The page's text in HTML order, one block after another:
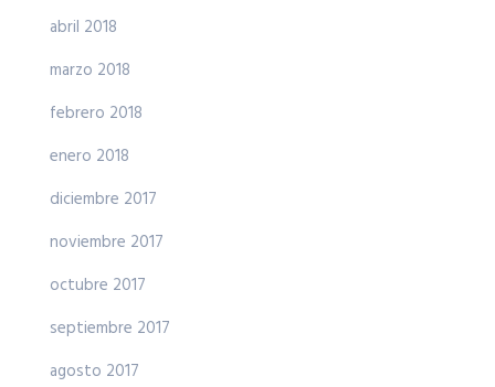
abril 2018
marzo 2018
febrero 2018
enero 2018
diciembre 2017
noviembre 2017
octubre 2017
septiembre 2017
agosto 2017